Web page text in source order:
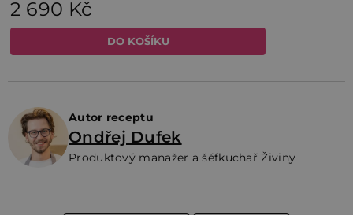
Autor receptu
Ondřej Dufek
Produktový manažer a šéfkuchař Živiny